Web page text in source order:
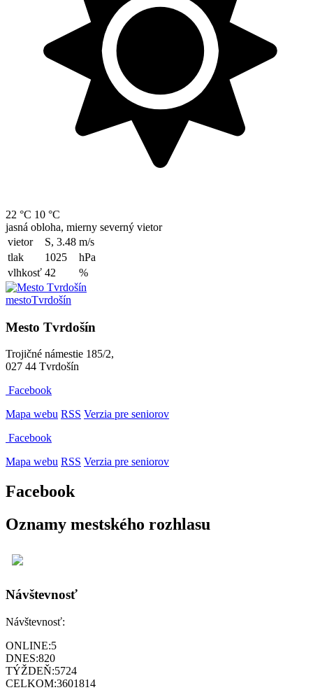
22 °C 10 °C
jasná obloha, mierny severný vietor
vietor
S, 3.48 m/s
tlak
1025
hPa
vlhkosť 42 %
mestoTvrdošín
Mesto Tvrdošín
Trojičné námestie 185/2,
027 44 Tvrdošín
Facebook
Mapa webu RSS Verzia pre seniorov
Facebook
Mapa webu RSS Verzia pre seniorov
Facebook
Oznamy mestského rozhlasu
Návštevnosť
Návštevnosť:
ONLINE:5
DNES:820
TÝŽDEŇ:5724
CELKOM:3601814